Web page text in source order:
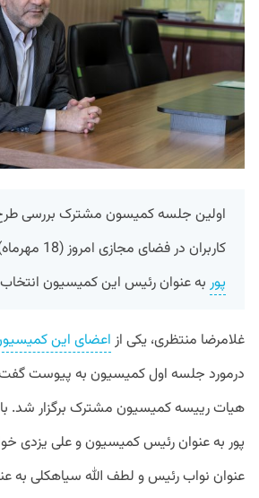
اولین جلسه کمیسون مشترک بررسی
کاربران در فضای مجازی امروز (18 مهرماه) تشکیل و
پور به عنوان رئیس این کمیسیون
غلامرضا منتظری، یکی از اعضای این
درمورد جلسه اول کمیسیون به پیوست گفت:
هیات رییسه کمیسیون مشترک برگزار شد. با
پور به عنوان رئیس کمیسیون و علی یزدی
عنوان نواب رئیس و لطف الله سیاهکلی به